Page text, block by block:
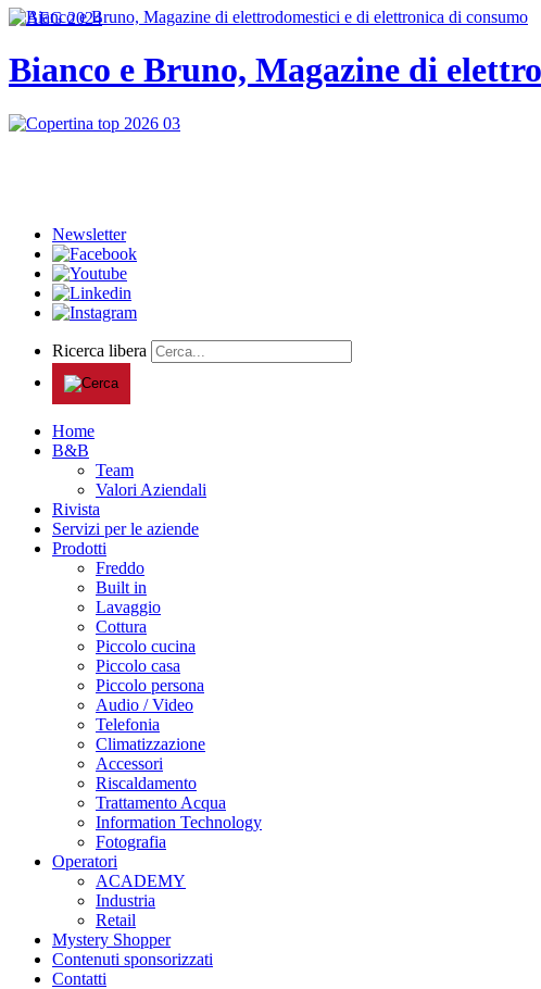
Bianco e Bruno, Magazine di
Newsletter
Ricerca libera
Home
B&B
Team
Valori Aziendali
Rivista
Servizi per le aziende
Prodotti
Freddo
Built in
Lavaggio
Cottura
Piccolo cucina
Piccolo casa
Piccolo persona
Audio / Video
Telefonia
Climatizzazione
Accessori
Riscaldamento
Trattamento Acqua
Information Technology
Fotografia
Operatori
ACADEMY
Industria
Retail
Mystery Shopper
Contenuti sponsorizzati
Contatti